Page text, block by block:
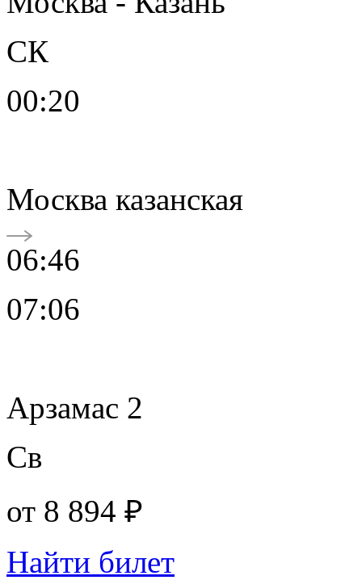
СК
00:20
Москва казанская
06:46
07:06
Арзамас 2
Св
от 8 894 ₽
Найти билет